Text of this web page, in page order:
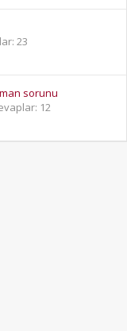
23
sorunu
12